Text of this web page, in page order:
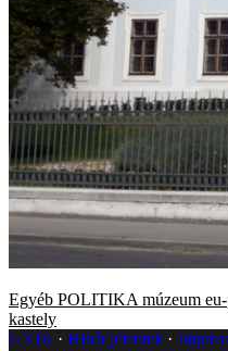
Egyéb POLITIKA múzeum
kastely
GYIK
Hibát jelentek